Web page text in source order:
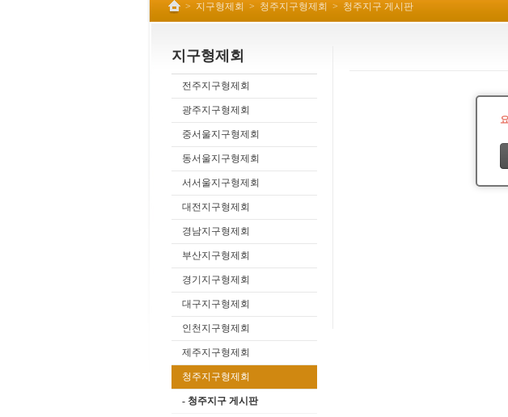
> 지구형제회 > 청주지구형제회 > 청주지구 게시판
지구형제회
전주지구형제회
광주지구형제회
중서울지구형제회
동서울지구형제회
서서울지구형제회
대전지구형제회
경남지구형제회
부산지구형제회
경기지구형제회
대구지구형제회
인천지구형제회
제주지구형제회
청주지구형제회
- 청주지구 게시판